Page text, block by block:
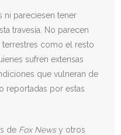
ni pareciesen tener
travesía. No parecen
como el resto
sufren extensas
que vulneran de
reportadas por estas
de Fox Newsy otros